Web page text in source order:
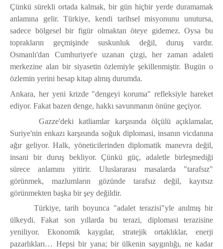
Çünkü sürekli ortada kalmak, bir gün hiçbir yerde duramamak
anlamına gelir. Türkiye, kendi tarihsel misyonunu unutursa,
sadece bölgesel bir figür olmaktan öteye gidemez. Oysa bu
toprakların geçmişinde suskunluk değil, duruş vardır.
Osmanlı'dan Cumhuriyet'e uzanan çizgi, her zaman adaleti
merkezine alan bir siyasetin özlemiyle şekillenmiştir. Bugün o
özlemin yerini hesap kitap almış durumda.
Ankara, her yeni krizde "dengeyi koruma" refleksiyle hareket
ediyor. Fakat bazen denge, hakkı savunmanın önüne geçiyor.
Gazze'deki katliamlar karşısında ölçülü açıklamalar,
Suriye'nin enkazı karşısında soğuk diplomasi, insanın vicdanına
ağır geliyor. Halk, yöneticilerinden diplomatik manevra değil,
insani bir duruş bekliyor. Çünkü güç, adaletle birleşmediği
sürece anlamını yitirir. Uluslararası masalarda "tarafsız"
görünmek, mazlumların gözünde tarafsız değil, kayıtsız
görünmekten başka bir şey değildir.
Türkiye, tarih boyunca "adalet terazisi"yle anılmış bir
ülkeydi. Fakat son yıllarda bu terazi, diplomasi terazisine
yeniliyor. Ekonomik kaygılar, stratejik ortaklıklar, enerji
pazarlıkları… Hepsi bir yana; bir ülkenin saygınlığı, ne kadar